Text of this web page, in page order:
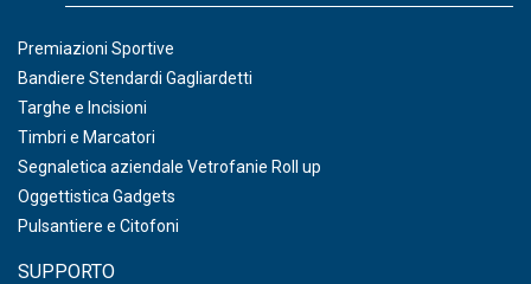
Premiazioni Sportive
Bandiere Stendardi Gagliardetti
Targhe e Incisioni
Timbri e Marcatori
Segnaletica aziendale Vetrofanie Roll up
Oggettistica Gadgets
Pulsantiere e Citofoni
SUPPORTO